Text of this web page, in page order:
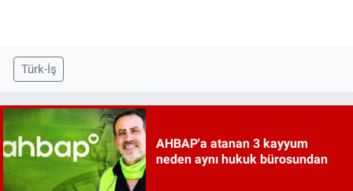
Türk-İş
AHBAP'a atanan 3 kayyum
neden aynı hukuk bürosundan